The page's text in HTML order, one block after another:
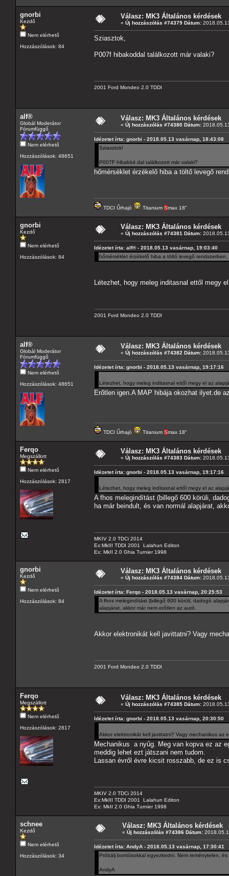
gnorbi
Kezdő
Nem elérhető
Hozzászólások: 84
Válasz: MK3 Általános kérdések
« Új hozzászólás #74379 Dátum:
Sziasztok,
P007f hibakoddal találkozott már valaki?
2001 Ford Mondeo 2.0 TDDI
alf®
Globál Moderátor
Fórumfüggő
Nem elérhető
Hozzászólások: 48651
Válasz: MK3 Általános kérdések
« Új hozzászólás #74380 Dátum:
Idézetet írta: gnorbi - 2018.05.13 vasárnap, 18:43:08
Sziasztok!
P007F hibakód dal találkozott már valaki?
hőmérséklet érzékelő hiba a töltő levegő
TDCI Űrhajó Titanium Smax 18"
gnorbi
Kezdő
Nem elérhető
Hozzászólások: 84
Válasz: MK3 Általános kérdések
« Új hozzászólás #74381 Dátum:
Idézetet írta: alf® - 2018.05.13 vasárnap, 19:03:40
hőmérséklet érzékelő hiba a töltő levegő rendszerben.
Létezhet, hogy meleg inditasnal ettől megy
2001 Ford Mondeo 2.0 TDDI
alf®
Globál Moderátor
Fórumfüggő
Nem elérhető
Hozzászólások: 48651
Válasz: MK3 Általános kérdések
« Új hozzászólás #74382 Dátum:
Idézetet írta: gnorbi - 2018.05.13 vasárnap, 19:17:16
Létezhet, hogy meleg inditasnal ettől megy el az
Erőtlen igen.A MAP hibája okozhat ilyet.de
TDCI Űrhajó Titanium Smax 18"
Ferqo
Megszállott
Nem elérhető
Hozzászólások: 2817
Válasz: MK3 Általános kérdések
« Új hozzászólás #74383 Dátum:
Idézetet írta: gnorbi - 2018.05.13 vasárnap, 19:17:16
Létezhet, hogy meleg inditasnal ettől megy el az
A fhos melegindítást (billegő 600 körüli,
ha már beindult, és van normál alapjárat,
MKIV 2.0 TDCi 2014
Ex:MkIII TDDI 2001 Lalahun Editon
Ex: MkII 2.0 Ghia Turnier 1998
gnorbi
Kezdő
Nem elérhető
Hozzászólások: 84
Válasz: MK3 Általános kérdések
« Új hozzászólás #74384 Dátum:
Idézetet írta: Ferqo - 2018.05.13 vasárnap, 20:25:53
A fhos melegindítást (billegő 600 körüli, dadogó
alapjárat, akkor már nem erőtlen az autó.
Akkor elektronikát kell javittatni? Vagy
2001 Ford Mondeo 2.0 TDDI
Ferqo
Megszállott
Nem elérhető
Hozzászólások: 2817
Válasz: MK3 Általános kérdések
« Új hozzászólás #74385 Dátum:
Idézetet írta: gnorbi - 2018.05.13 vasárnap, 20:30:50
Akkor elektronikát kell javittatni? Vagy mechanikus az
Mechanikus a nyűg. Meg van kopva ez az
meddig lehet ezt játszani nem tudom.
Lassan évről évre kicsit rosszabb, de ez is
MKIV 2.0 TDCi 2014
Ex:MkIII TDDI 2001 Lalahun Editon
Ex: MkII 2.0 Ghia Turnier 1998
schnee
Kezdő
Nem elérhető
Hozzászólások: 34
Válasz: MK3 Általános kérdések
« Új hozzászólás #74386 Dátum:
Idézetet írta: AndyA - 2018.05.13 vasárnap, 17:30:41
Próbálj bontósokkal egyezkedni. Nem reménytelen, és
AndyA